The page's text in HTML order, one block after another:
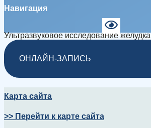
Навигация
Ультразвуковое исследование желудка
ОНЛАЙН-ЗАПИСЬ
Карта сайта
>> Перейти к карте сайта